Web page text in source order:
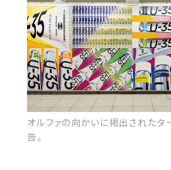
オルファの向かいに掲出された
告。